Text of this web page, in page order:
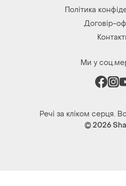
Політика
Договір-
Ми у
Речі за кліком серця.
© 2026